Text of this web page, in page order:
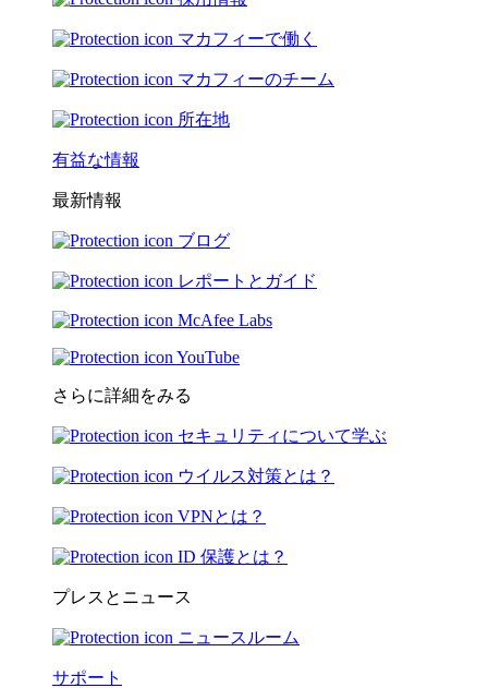
マカフィーで働く
マカフィーのチーム
所在地
有益な情報
最新情報
ブログ
レポートとガイド
McAfee Labs
YouTube
さらに詳細をみる
セキュリティについて学ぶ
ウイルス対策とは？
VPNとは？
ID 保護とは？
プレスとニュース
ニュースルーム
サポート